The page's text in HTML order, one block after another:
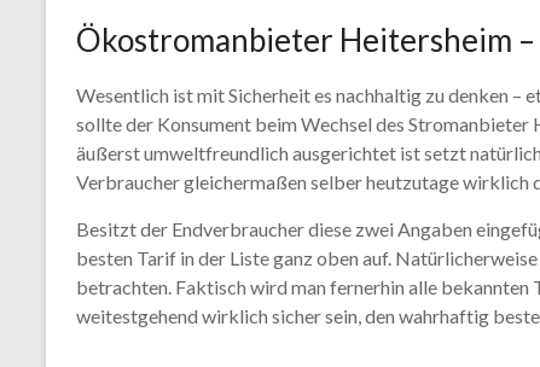
Ökostromanbieter Heitersheim
Wesentlich ist mit Sicherheit es nachhaltig zu denken
sollte der Konsument beim Wechsel des
äußerst umweltfreundlich ausgerichtet ist setzt
Verbraucher gleichermaßen selber heutzutage wirklich
Besitzt der Endverbraucher diese zwei Angaben
besten Tarif in der Liste ganz oben auf.
betrachten. Faktisch wird man fernerhin alle bekannten
weitestgehend wirklich sicher sein, den wahrhaftig